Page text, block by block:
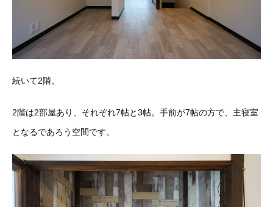
続いて2階。
2階は2部屋あり、それぞれ7帖と3帖。手前が7帖の方で、主寝室
となるであろう空間です。